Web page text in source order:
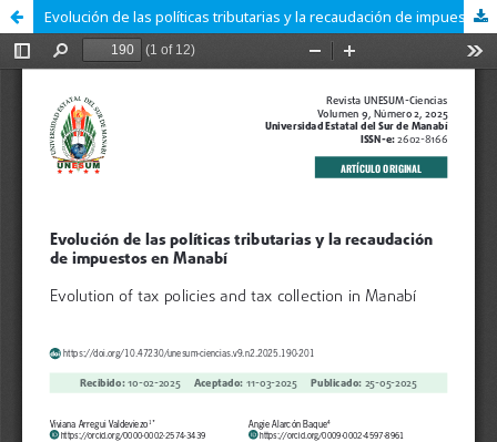
Evolución de las políticas tributarias y la recaudación de impuestos en Manabí